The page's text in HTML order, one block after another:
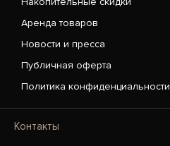
Аренда товаров
Новости и пресса
Публичная оферта
Политика конфиденциальности
Контакты